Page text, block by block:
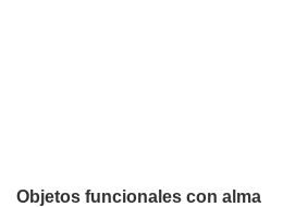
Objetos funcionales con alma